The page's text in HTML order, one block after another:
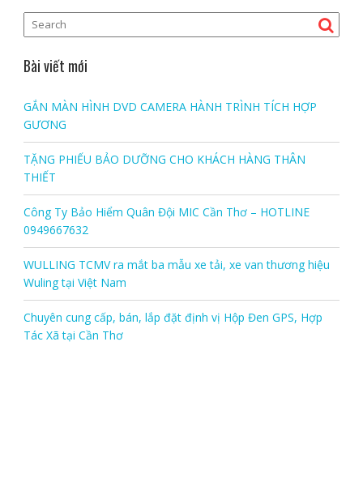
Bài viết mới
GẮN MÀN HÌNH DVD CAMERA HÀNH TRÌNH TÍCH HỢP
GƯƠNG
TẶNG PHIẾU BẢO DƯỠNG CHO KHÁCH HÀNG THÂN
THIẾT
Công Ty Bảo Hiểm Quân Đội MIC Cần Thơ – HOTLINE
0949667632
WULLING TCMV ra mắt ba mẫu xe tải, xe van thương hiệu
Wuling tại Việt Nam
Chuyên cung cấp, bán, lắp đặt định vị Hộp Đen GPS, Hợp
Tác Xã tại Cần Thơ